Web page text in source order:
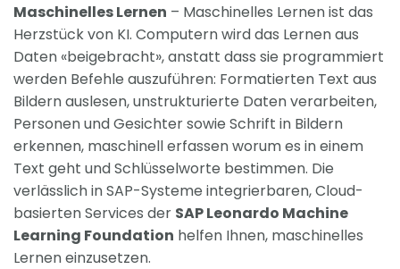
Maschinelles Lernen – Maschinelles Lernen ist das
Herzstück von KI. Computern wird das Lernen aus
Daten «beigebracht», anstatt dass sie programmiert
werden Befehle auszuführen: Formatierten Text aus
Bildern auslesen, unstrukturierte Daten verarbeiten,
Personen und Gesichter sowie Schrift in Bildern
erkennen, maschinell erfassen worum es in einem
Text geht und Schlüsselworte bestimmen. Die
verlässlich in SAP-Systeme integrierbaren, Cloud-
basierten Services der SAP Leonardo Machine
Learning Foundation helfen Ihnen, maschinelles
Lernen einzusetzen.